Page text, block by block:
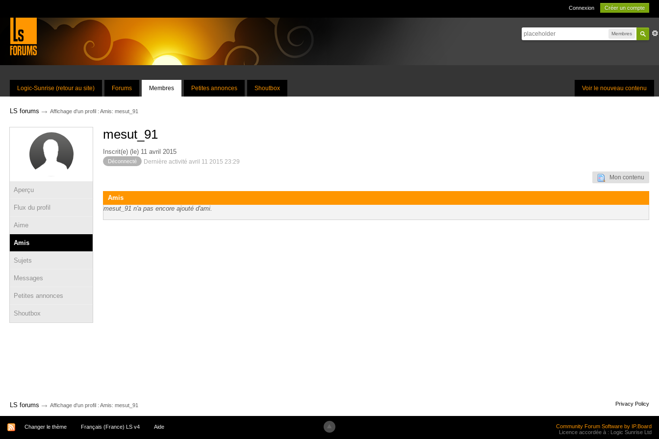
Connexion Créer un compte
Membres
Voir le nouveau contenu
Logic-Sunrise (retour au site) Forums Membres Petites annonces Shoutbox
LS forums → Affichage d'un profil : Amis: mesut_91
Aperçu
Flux du profil
Aime
Amis
Sujets
Messages
Petites annonces
Shoutbox
mesut_91
Inscrit(e) (le) 11 avril 2015
Déconnecté Dernière activité avril 11 2015 23:29
Mon contenu
Amis
mesut_91 n'a pas encore ajouté d'ami.
LS forums → Affichage d'un profil : Amis: mesut_91 Privacy Policy
Changer le thème Français (France) LS v4 Aide
Community Forum Software by IP.Board
Licence accordée à : Logic Sunrise Ltd